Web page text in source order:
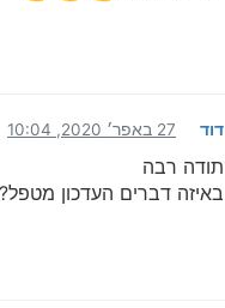
דוד 27 באפר׳ 2020, 10:04
תודה רבה
באיזה דברים העדכון מטפל?